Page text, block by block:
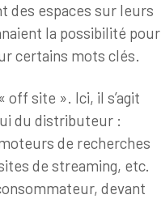
des espaces sur leurs
la possibilité pour
certains mots clés.
site ». Ici, il s’agit
du distributeur :
de recherches
de streaming, etc.
devant